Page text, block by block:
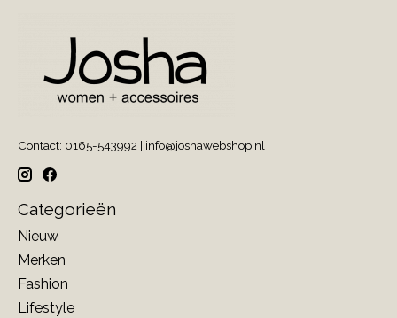
Contact: 0165-543992 | info@joshawebshop.nl
Categorieën
Nieuw
Merken
Fashion
Lifestyle